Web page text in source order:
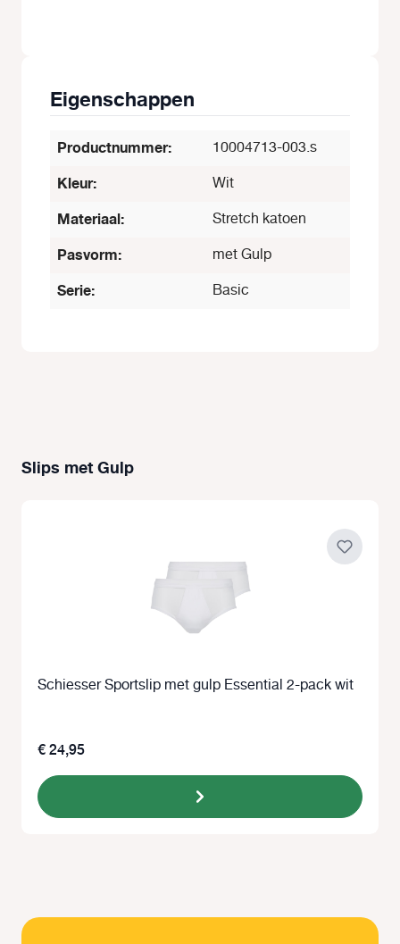
Eigenschappen
Productnummer: 10004713-003.s
Kleur: Wit
Materiaal: Stretch katoen
Pasvorm: met Gulp
Serie: Basic
Productgalerij overslaan
Slips met Gulp
Schiesser Sportslip met gulp Essential 2-pack wit
€ 24,95